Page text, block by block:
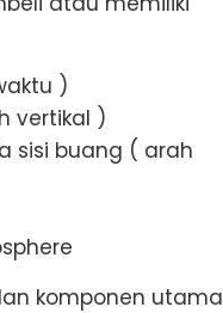
)
vertikal )
sisi buang ( arah
komponen utama